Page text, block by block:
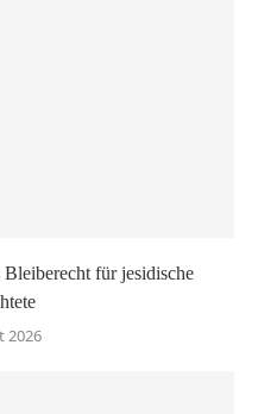
für jesidische
2026